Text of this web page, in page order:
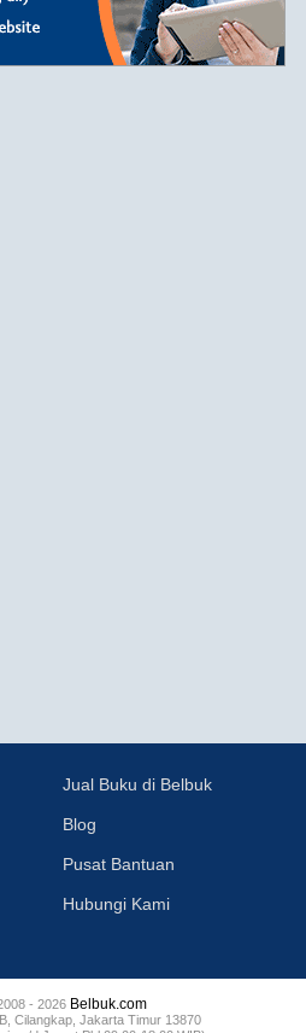
Jual Buku di Belbuk
Blog
Pusat Bantuan
Hubungi Kami
- 2026 Belbuk.com
Cilangkap, Jakarta Timur 13870